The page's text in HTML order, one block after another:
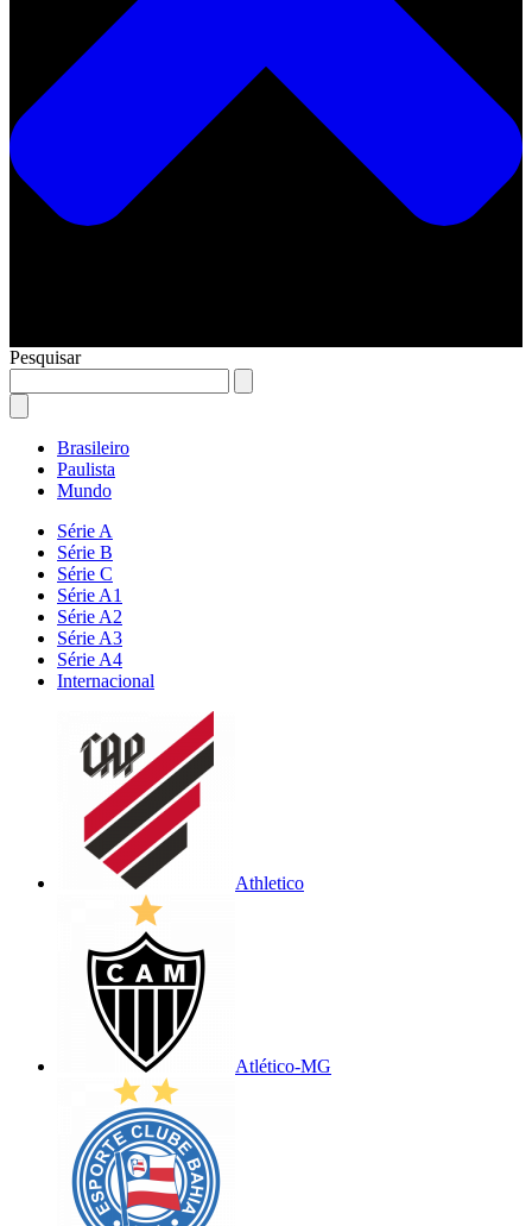
Pesquisar
Brasileiro
Paulista
Mundo
Série A
Série B
Série C
Série A1
Série A2
Série A3
Série A4
Internacional
Athletico
Atlético-MG